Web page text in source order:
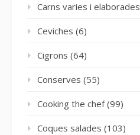
Carns varies i elaborades
Ceviches (6)
Cigrons (64)
Conserves (55)
Cooking the chef(99)
Coques salades (103)